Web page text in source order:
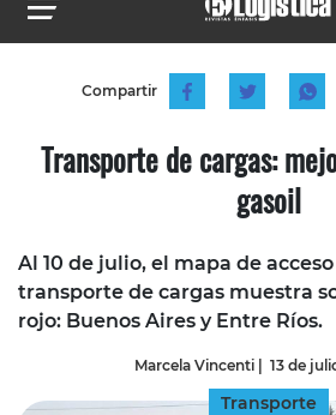
Compartir
Transporte de cargas:
gasoil
Al 10 de julio, el mapa de
transporte de cargas muestra
rojo: Buenos Aires y Entre Ríos.
Marcela Vincenti| 13 de
Transporte